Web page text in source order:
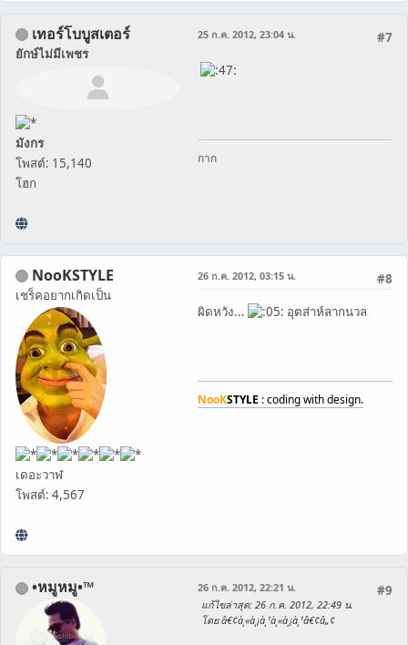
เทอร์โบบูสเตอร์
ยักษ์ไม่มีเพชร
มังกร
โพสต์: 15,140
โฮก
#7
25 ก.ค. 2012, 23:04 น.
กาก
NooKSTYLE
เชร็คอยากเกิดเป็น
เดอะวาฬ
โพสต์: 4,567
#8
26 ก.ค. 2012, 03:15 น.
ผิดหวัง... อุตส่าห์ลากนวล
NooKSTYLE : coding with design.
•หมูหมู•™ #9
26 ก.ค. 2012, 22:21 น.
แก้ไขล่าสุด: 26 ก.ค. 2012, 22:49 น.
โดย â€¢à¸«à¸¡à¸¹à¸«à¸¡à¸¹â€¢â„¢